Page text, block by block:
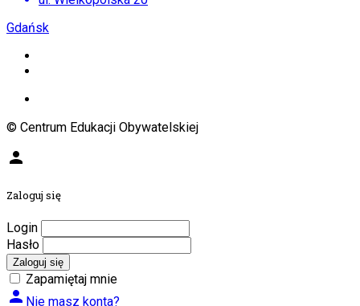
Gdańsk
© Centrum Edukacji Obywatelskiej
person
Zaloguj się
Login
Hasło
Zaloguj się
Zapamiętaj mnie
person Nie masz konta?